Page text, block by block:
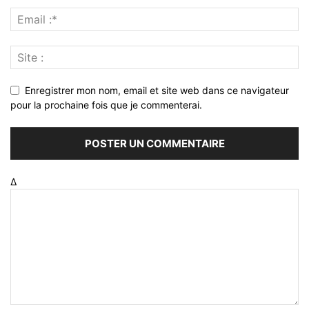
Enregistrer mon nom, email et site web dans ce navigateur
pour la prochaine fois que je commenterai.
Δ